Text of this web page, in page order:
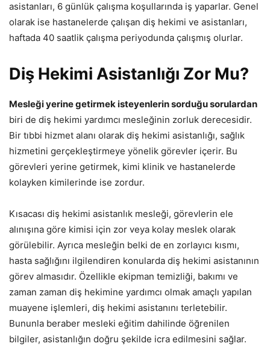
asistanları, 6 günlük çalışma koşullarında iş yaparlar. Genel
olarak ise hastanelerde çalışan diş hekimi ve asistanları,
haftada 40 saatlik çalışma periyodunda çalışmış olurlar.
Diş Hekimi Asistanlığı Zor Mu?
Mesleği yerine getirmek isteyenlerin sorduğu sorulardan
biri de diş hekimi yardımcı mesleğinin zorluk derecesidir.
Bir tıbbi hizmet alanı olarak diş hekimi asistanlığı, sağlık
hizmetini gerçekleştirmeye yönelik görevler içerir. Bu
görevleri yerine getirmek, kimi klinik ve hastanelerde
kolayken kimilerinde ise zordur.
Kısacası diş hekimi asistanlık mesleği, görevlerin ele
alınışına göre kimisi için zor veya kolay meslek olarak
görülebilir. Ayrıca mesleğin belki de en zorlayıcı kısmı,
hasta sağlığını ilgilendiren konularda diş hekimi asistanının
görev almasıdır. Özellikle ekipman temizliği, bakımı ve
zaman zaman diş hekimine yardımcı olmak amaçlı yapılan
muayene işlemleri, diş hekimi asistanını terletebilir.
Bununla beraber mesleki eğitim dahilinde öğrenilen
bilgiler, asistanlığın doğru şekilde icra edilmesini sağlar.